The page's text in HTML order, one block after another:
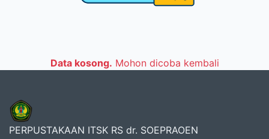
Data kosong. Mohon dicoba kembali
PERPUSTAKAAN ITSK RS dr. SOEPRAOEN